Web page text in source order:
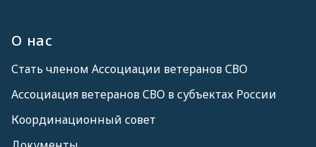
О нас
Стать членом Ассоциации ветеранов СВО
Ассоциация ветеранов СВО в субъектах России
Координационный совет